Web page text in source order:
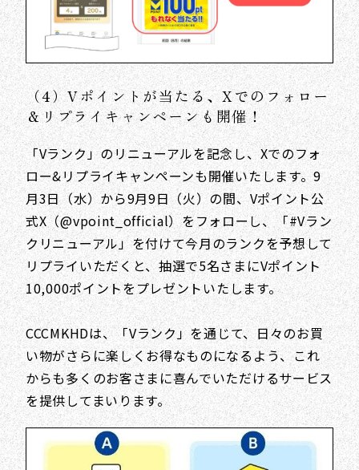
（4）Vポイントが当たる、Xでのフォロー
＆リプライキャンペーンも開催！
「Vランク」のリニューアルを記念し、Xでのフォ
ロー&リプライキャンペーンも開催いたします。9
月3日（水）から9月9日（火）の間、Vポイント公
式X（@vpoint_official）をフォローし、「#Vラン
クリニューアル」を付けて今月のランクを予想して
リプライいただくと、抽選で5名さまにVポイント
10,000ポイントをプレゼントいたします。
CCCMKHDは、「Vランク」を通じて、日々のお買
い物がさらに楽しくお得なものになるよう、これ
からも多くのお客さまに喜んでいただけるサービス
を提供してまいります。